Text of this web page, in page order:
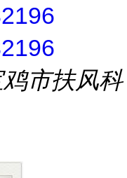
市扶风科